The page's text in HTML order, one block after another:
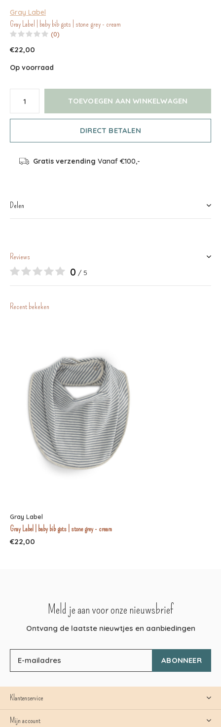
Gray Label
Gray Label | baby bib gots | stone grey - cream
(0)
€22,00
Op voorraad
TOEVOEGEN AAN WINKELWAGEN
DIRECT BETALEN
Gratis verzending Vanaf €100,-
Delen
Reviews
0 / 5
Recent bekeken
Gray Label
Gray Label | baby bib gots | stone grey - cream
€22,00
Meld je aan voor onze nieuwsbrief
Ontvang de laatste nieuwtjes en aanbiedingen
ABONNEER
Klantenservice
Mijn account